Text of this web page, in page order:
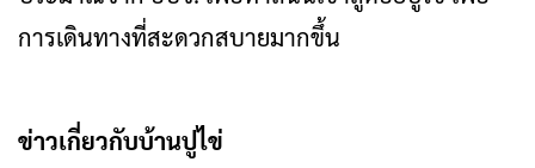
การเดินทางที่สะดวกสบายมากขึ้น
ข่าวเกี่ยวกับบ้านปูไข่